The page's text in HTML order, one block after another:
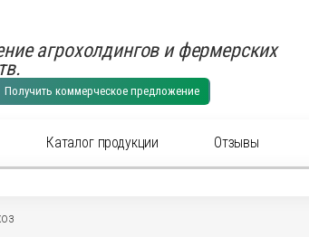
агрохолдингов и фермерских
Получить коммерческое предложение
Каталог продукции Отзывы